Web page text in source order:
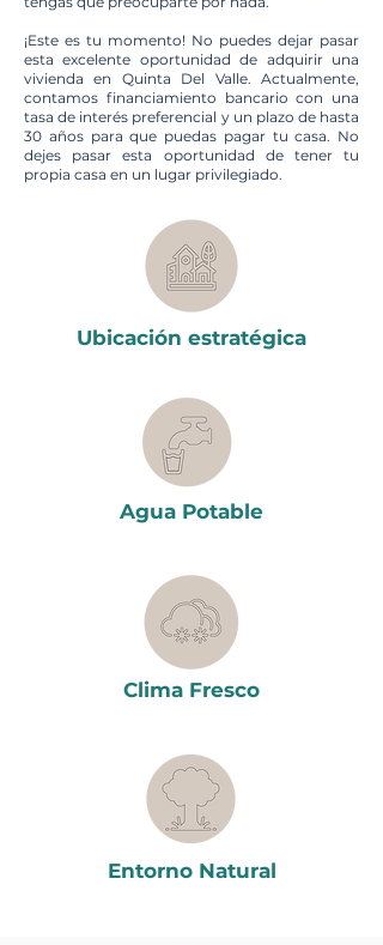
¡Este es tu momento! No puedes dejar pasar
esta excelente oportunidad de adquirir una
vivienda en Quinta Del Valle. Actualmente,
contamos financiamiento bancario con una
tasa de interés preferencial y un plazo de hasta
30 años para que puedas pagar tu casa. No
dejes pasar esta oportunidad de tener tu
propia casa en un lugar privilegiado.
Ubicación estratégica
Agua Potable
Clima Fresco
Entorno Natural